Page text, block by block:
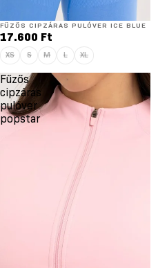
Elfogyott
FŰZŐS CIPZÁRAS PULÓVER ICE BLUE
17.600 Ft
XS S M L XL
Fűzős
cipzáras
pulóver
popstar